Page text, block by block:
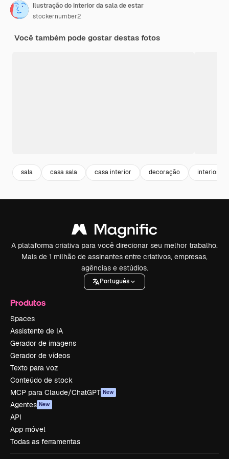
Ilustração do interior da sala de estar
stockernumber2
Você também pode gostar destas fotos
sala casa sala casa interior decoração interior
A plataforma criativa para você direcionar seu melhor trabalho.
Mais de 1 milhão de assinantes entre criativos, empresas,
agências e estúdios.
Português
Produtos
Spaces
Assistente de IA
Gerador de imagens
Gerador de vídeos
Texto para voz
Conteúdo de stock
MCP para Claude/ChatGPT New
Agentes New
API
App móvel
Todas as ferramentas